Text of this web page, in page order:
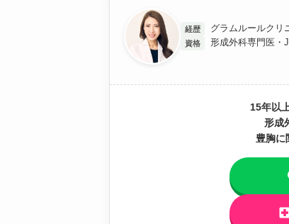
経歴 グラムルールクリ
資格 形成外科専門医・
15年以
形成
豊胸に